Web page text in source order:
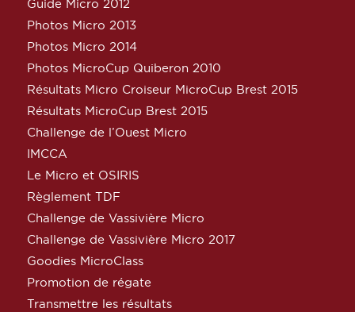
Guide Micro 2012
Photos Micro 2013
Photos Micro 2014
Photos MicroCup Quiberon 2010
Résultats Micro Croiseur MicroCup Brest 2015
Résultats MicroCup Brest 2015
Challenge de l’Ouest Micro
IMCCA
Le Micro et OSIRIS
Règlement TDF
Challenge de Vassivière Micro
Challenge de Vassivière Micro 2017
Goodies MicroClass
Promotion de régate
Transmettre les résultats